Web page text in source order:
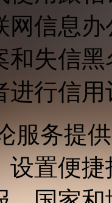
网信息
和失信
进行信用
服务提
设置便